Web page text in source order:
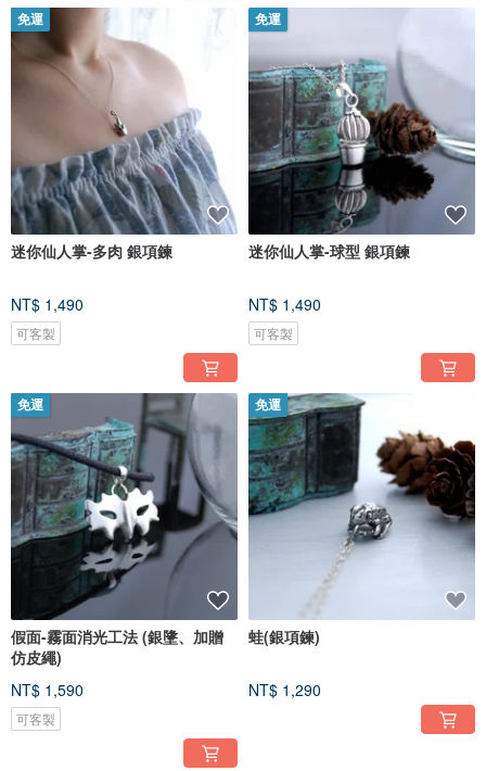
免運
迷你仙人掌-多肉 銀項鍊
NT$ 1,490
可客製
免運
迷你仙人掌-球型 銀項鍊
NT$ 1,490
可客製
免運
假面-霧面消光工法 (銀墬、加贈
仿皮繩)
NT$ 1,590
可客製
免運
蛙(銀項鍊)
NT$ 1,290